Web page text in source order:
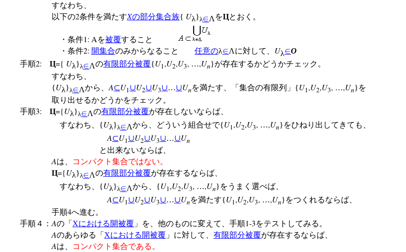
すなわち、
以下の2条件を満たすXの部分集合族{ Uλ}λ∈ΛをЦとおく。
・条件1: Aを被覆すること
・条件2: 開集合のみからなること 任意のλ∈Λに対して、 Uλ∈O
手順2: Ц={ Uλ}λ∈Λの有限部分被覆{U1,U2,U3, …,Un}が存在するかどうかチェック。
すなわち、
{Uλ}λ∈Λから、 A⊂U1∪U2∪U3∪…∪Unを満たす、「集合の有限列」{U1,U2,U3, …,Un}を
取り出せるかどうかをチェック。
手順3: Ц={Uλ}λ∈Λの有限部分被覆が存在しないならば、
すなわち、{Uλ}λ∈Λから、どういう組合せで{U1,U2,U3, …,Un}をひねり出してきても、
A⊂U1∪U2∪U3∪…∪Un
と出来ないならば、
Aは、
コンパクト集合ではない。
Ц={Uλ}λ∈Λの有限部分被覆が存在するならば、
すなわち、{Uλ}λ∈Λから、{U1,U2,U3, …,Un}をうまく選べば、
A⊂U1∪U2∪U3∪…∪Unを満たす{U1,U2,U3, …,Un}をつくれるならば、
手順4へ進む。
手順４： Aの「 Xにおける開被覆 」を、他のものに変えて、手順1-3をテストしてみる。
Aのあらゆる「 Xにおける開被覆 」に対して、 有限部分被覆が存在するならば、
Aは、
コンパクト集合である。